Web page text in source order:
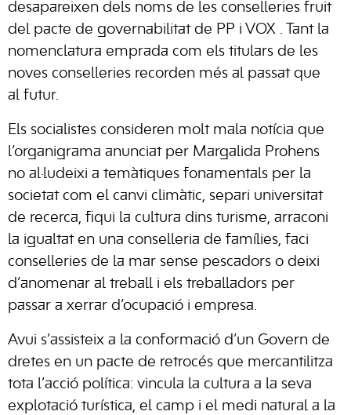
desapareixen dels noms de les conselleries fruit
del pacte de governabilitat de PP i VOX . Tant la
nomenclatura emprada com els titulars de les
noves conselleries recorden més al passat que
al futur.
Els socialistes consideren molt mala notícia que
l’organigrama anunciat per Margalida Prohens
no al·ludeixi a temàtiques fonamentals per la
societat com el canvi climàtic, separi universitat
de recerca, fiqui la cultura dins turisme, arraconi
la igualtat en una conselleria de famílies, faci
conselleries de la mar sense pescadors o deixi
d’anomenar al treball i els treballadors per
passar a xerrar d’ocupació i empresa.
Avui s’assisteix a la conformació d’un Govern de
dretes en un pacte de retrocés que mercantilitza
tota l’acció política: vincula la cultura a la seva
explotació turística, el camp i el medi natural a la